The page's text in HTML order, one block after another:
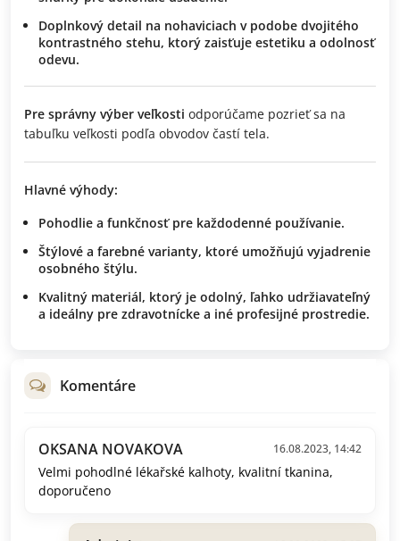
Doplnkový detail na nohaviciach v podobe dvojitého
kontrastného stehu, ktorý zaisťuje estetiku a odolnosť
odevu.
Pre správny výber veľkosti odporúčame pozrieť sa na
tabuľku veľkosti podľa obvodov častí tela.
Hlavné výhody:
Pohodlie a funkčnosťpre každodenné používanie.
Štýlové a farebné varianty, ktoré umožňujú vyjadrenie
osobného štýlu.
Kvalitný materiál, ktorý je odolný, ľahko udržiavateľný
a ideálny pre zdravotnícke a iné profesijné prostredie.
Komentáre
OKSANA NOVAKOVA 16.08.2023, 14:42
Velmi pohodlné lékařské kalhoty, kvalitní tkanina,
doporučeno